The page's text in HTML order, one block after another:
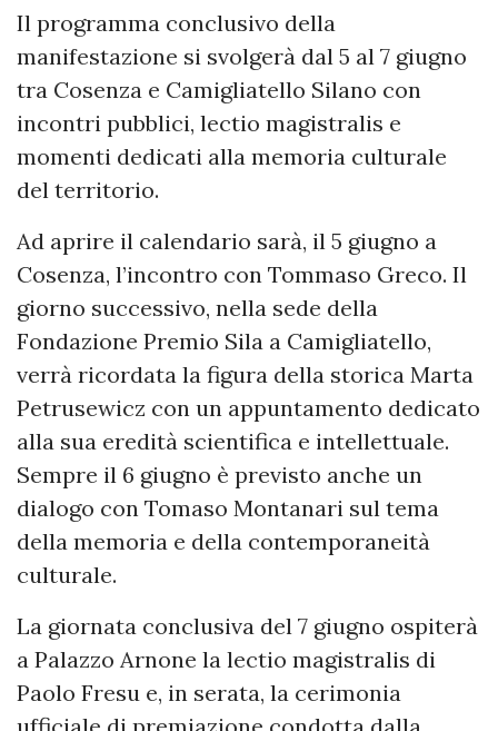
Il programma conclusivo della
manifestazione si svolgerà dal 5 al 7 giugno
tra Cosenza e Camigliatello Silano con
incontri pubblici, lectio magistralis e
momenti dedicati alla memoria culturale
del territorio.
Ad aprire il calendario sarà, il 5 giugno a
Cosenza, l’incontro con Tommaso Greco. Il
giorno successivo, nella sede della
Fondazione Premio Sila a Camigliatello,
verrà ricordata la figura della storica Marta
Petrusewicz con un appuntamento dedicato
alla sua eredità scientifica e intellettuale.
Sempre il 6 giugno è previsto anche un
dialogo con Tomaso Montanari sul tema
della memoria e della contemporaneità
culturale.
La giornata conclusiva del 7 giugno ospiterà
a Palazzo Arnone la lectio magistralis di
Paolo Fresu e, in serata, la cerimonia
ufficiale di premiazione condotta dalla